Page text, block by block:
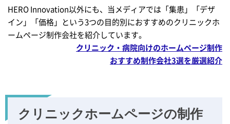
HERO Innovation以外にも、当メディアでは「集患」「デザ
イン」「価格」という3つの目的別におすすめのクリニックホ
ームページ制作会社を紹介しています。
クリニック・病院向けのホームページ制作
おすすめ制作会社3選を厳選紹介
クリニックホームページの制作